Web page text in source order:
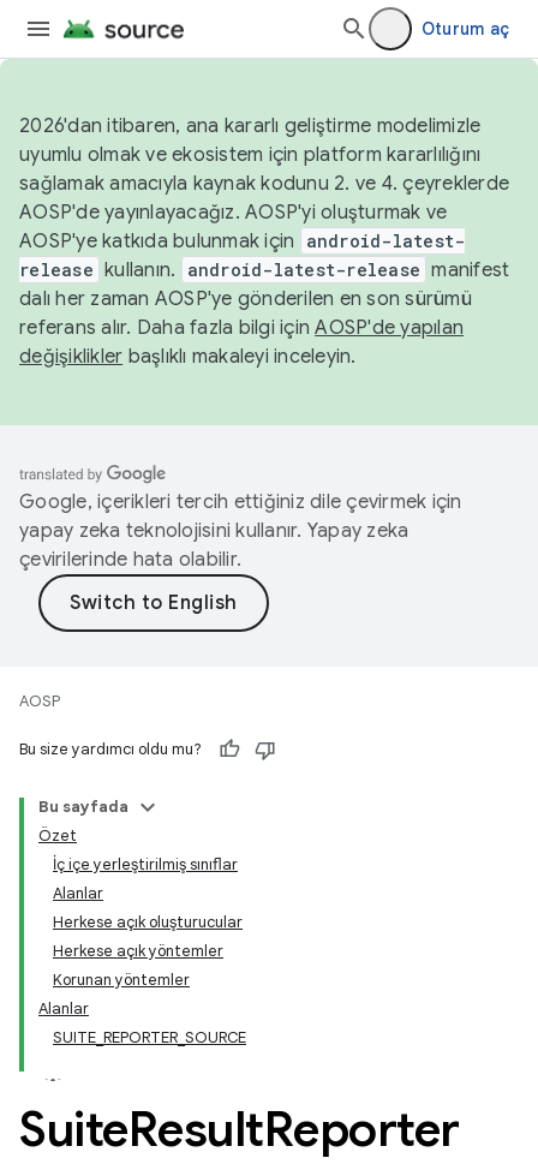
Oturum aç
2026'dan itibaren, ana kararlı geliştirme modelimizle
uyumlu olmak ve ekosistem için platform kararlılığını
sağlamak amacıyla kaynak kodunu 2. ve 4. çeyreklerde
AOSP'de yayınlayacağız. AOSP'yi oluşturmak ve
AOSP'ye katkıda bulunmak için
android-latest-
release kullanın. android-latest-release manifest
dalı her zaman AOSP'ye gönderilen en son sürümü
referans alır. Daha fazla bilgi içinAOSP'de yapılan
değişiklikler başlıklı makaleyi inceleyin.
Google, içerikleri tercih ettiğiniz dile çevirmek için
yapay zeka teknolojisini kullanır. Yapay zeka
çevirilerinde hata olabilir.
AOSP
Bu size yardımcı oldu mu?
Bu sayfada
Özet
İç içe yerleştirilmiş sınıflar
Alanlar
Herkese açık oluşturucular
Herkese açık yöntemler
Korunan yöntemler
Alanlar
SUITE_REPORTER_SOURCE
SuiteResultReporter